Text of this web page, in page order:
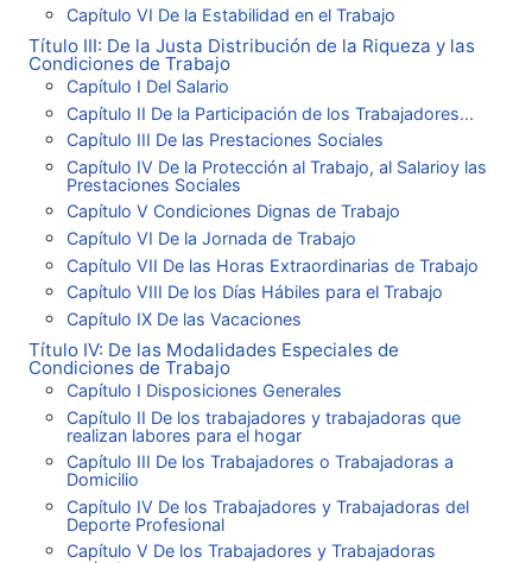
Capítulo VI De la Estabilidad en el Trabajo
Título III: De la Justa Distribución de la Riqueza y las
Condiciones de Trabajo
Capítulo I Del Salario
Capítulo II De la Participación de los Trabajadores...
Capítulo III De las Prestaciones Sociales
Capítulo IV De la Protección al Trabajo, al Salarioy las
Prestaciones Sociales
Capítulo V Condiciones Dignas de Trabajo
Capítulo VI De la Jornada de Trabajo
Capítulo VII De las Horas Extraordinarias de Trabajo
Capítulo VIII De los Días Hábiles para el Trabajo
Capítulo IX De las Vacaciones
Título IV: De las Modalidades Especiales de
Condiciones de Trabajo
Capítulo I Disposiciones Generales
Capítulo II De los trabajadores y trabajadoras que
realizan labores para el hogar
Capítulo III De los Trabajadores o Trabajadoras a
Domicilio
Capítulo IV De los Trabajadores y Trabajadoras del
Deporte Profesional
Capítulo V De los Trabajadores y Trabajadoras